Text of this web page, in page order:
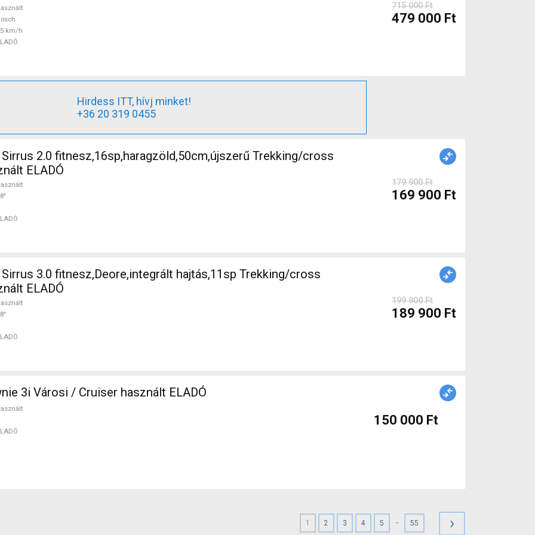
km/h
715 000 Ft
479 000 Ft
Hirdess ITT, hívj minket!
+36 20 319 0455
Sirrus 2.0 fitnesz,16sp,haragzöld,50cm,újszerű Trekking/cross
ELADÓ
179 900 Ft
169 900 Ft
Sirrus 3.0 fitnesz,Deore,integrált hajtás,11sp Trekking/cross
ELADÓ
199 900 Ft
189 900 Ft
3i Városi / Cruiser használt ELADÓ
150 000 Ft
1 2 3 4 5 - 55 ›